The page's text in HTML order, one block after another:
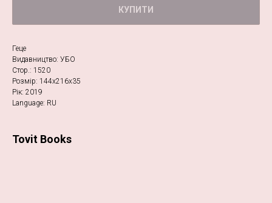
КУПИТИ
Геце
Видавництво: УБО
Стор.: 1520
Розмір: 144х216х35
Рік: 2019
Language: RU
Tovit Books